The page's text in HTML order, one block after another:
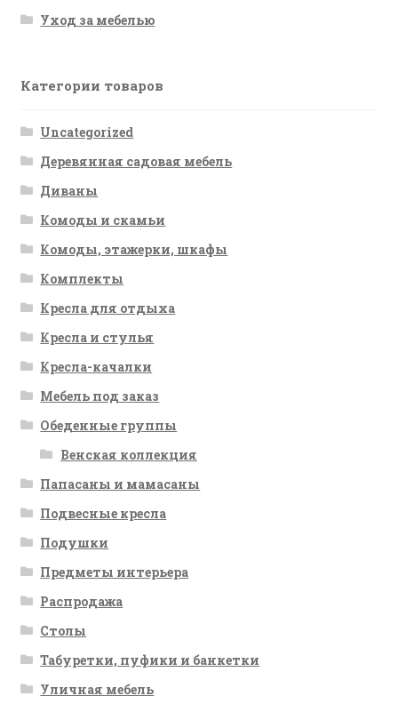
Уход за мебелью
Категории товаров
Uncategorized
Деревянная садовая мебель
Диваны
Комоды и скамьи
Комоды, этажерки, шкафы
Комплекты
Кресла для отдыха
Кресла и стулья
Кресла-качалки
Мебель под заказ
Обеденные группы
Венская коллекция
Папасаны и мамасаны
Подвесные кресла
Подушки
Предметы интерьера
Распродажа
Столы
Табуретки, пуфики и банкетки
Уличная мебель